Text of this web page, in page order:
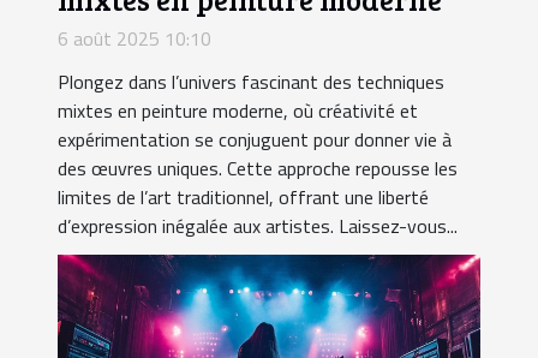
6 août 2025 10:10
Plongez dans l’univers fascinant des techniques
mixtes en peinture moderne, où créativité et
expérimentation se conjuguent pour donner vie à
des œuvres uniques. Cette approche repousse les
limites de l’art traditionnel, offrant une liberté
d’expression inégalée aux artistes. Laissez-vous...